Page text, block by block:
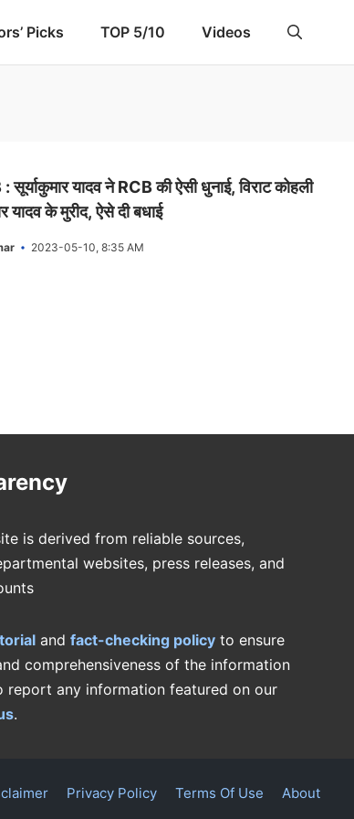
Picks TOP 5/10 Videos
यादव ने RCB की ऐसी धुनाई, विराट कोहली
यादव के मुरीद, ऐसे दी बधाई
2023-05-10, 8:35 AM
is derived from reliable sources,
websites, press releases, and
and fact-checking policy to ensure
comprehensiveness of the information
report any information featured on our
.
Privacy Policy Terms Of Use About